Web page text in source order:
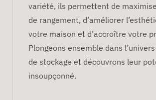
variété, ils permettent de
de rangement, d’améliorer
votre maison et d’accroître votre
Plongeons ensemble dans
de stockage et découvrons leur
insoupçonné.